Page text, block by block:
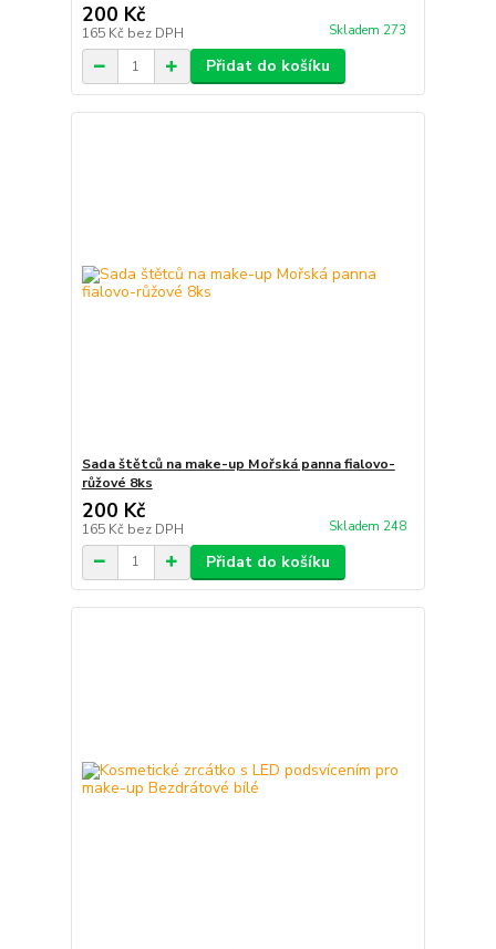
200 Kč
165 Kč bez DPH Skladem 273
Přidat do košíku
Sada štětců na make-up Mořská panna fialovo-
růžové 8ks
200 Kč
165 Kč bez DPH Skladem 248
Přidat do košíku